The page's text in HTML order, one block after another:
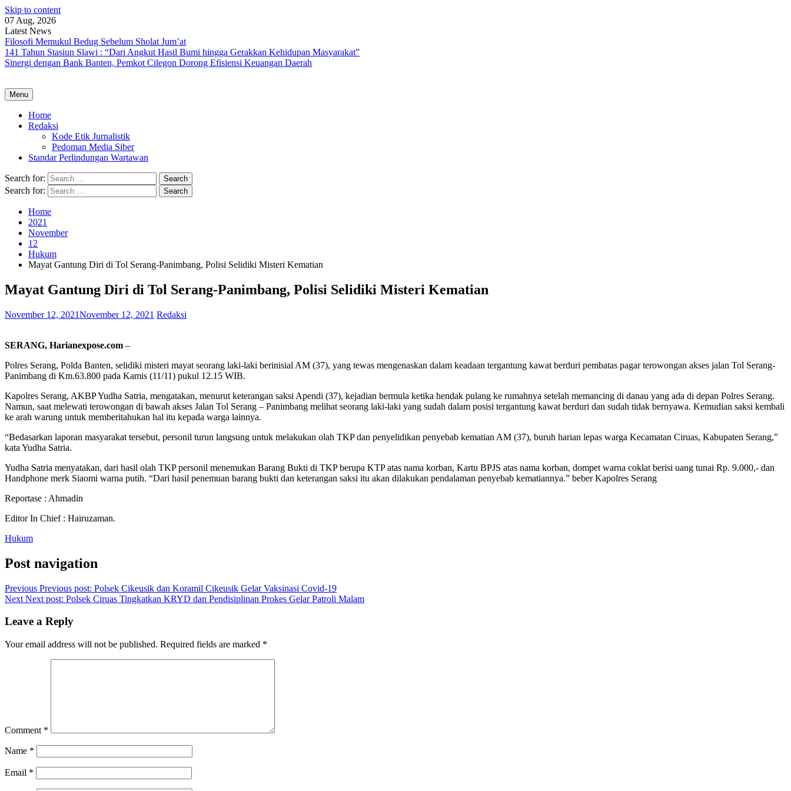
Skip to content
07 Aug, 2026
Latest News
Filosofi Memukul Bedug Sebelum Sholat Jum’at
141 Tahun Stasiun Slawi : “Dari Angkut Hasil Bumi hingga Gerakkan Kehidupan Masyarakat”
Sinergi dengan Bank Banten, Pemkot Cilegon Dorong Efisiensi Keuangan Daerah
Menu
Home
Redaksi
Kode Etik Jurnalistik
Pedoman Media Siber
Standar Perlindungan Wartawan
Search for:
Search for:
Home
2021
November
12
Hukum
Mayat Gantung Diri di Tol Serang-Panimbang, Polisi Selidiki Misteri Kematian
Mayat Gantung Diri di Tol Serang-Panimbang, Polisi Selidiki Misteri Kematian
November 12, 2021November 12, 2021 Redaksi
SERANG, Harianexpose.com –
Polres Serang, Polda Banten, selidiki misteri mayat seorang laki-laki berinisial AM (37), yang tewas mengenaskan dalam keadaan tergantung kawat berduri pembatas pagar terowongan akses jalan Tol Serang-
Panimbang di Km.63.800 pada Kamis (11/11) pukul 12.15 WIB.
Kapolres Serang, AKBP Yudha Satria, mengatakan, menurut keterangan saksi Apendi (37), kejadian bermula ketika hendak pulang ke rumahnya setelah memancing di danau yang ada di depan Polres Serang.
Namun, saat melewati terowongan di bawah akses Jalan Tol Serang – Panimbang melihat seorang laki-laki yang sudah dalam posisi tergantung kawat berduri dan sudah tidak bernyawa. Kemudian saksi kembali
ke arah warung untuk memberitahukan hal itu kepada warga lainnya.
“Bedasarkan laporan masyarakat tersebut, personil turun langsung untuk melakukan olah TKP dan penyelidikan penyebab kematian AM (37), buruh harian lepas warga Kecamatan Ciruas, Kabupaten Serang,”
kata Yudha Satria.
Yudha Satria menyatakan, dari hasil olah TKP personil menemukan Barang Bukti di TKP berupa KTP atas nama korban, Kartu BPJS atas nama korban, dompet warna coklat berisi uang tunai Rp. 9.000,- dan
Handphone merk Siaomi warna putih. “Dari hasil penemuan barang bukti dan keterangan saksi itu akan dilakukan pendalaman penyebab kematiannya.” beber Kapolres Serang
Reportase : Ahmadin
Editor In Chief : Hairuzaman.
Hukum
Post navigation
Previous Previous post: Polsek Cikeusik dan Koramil Cikeusik Gelar Vaksinasi Covid-19
Next Next post: Polsek Ciruas Tingkatkan KRYD dan Pendisiplinan Prokes Gelar Patroli Malam
Leave a Reply
Your email address will not be published. Required fields are marked *
Comment *
Name *
Email *